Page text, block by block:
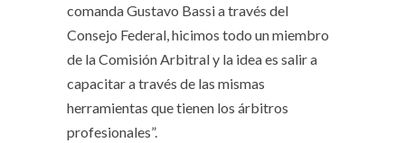
comanda Gustavo Bassi a través del
Consejo Federal, hicimos todo un miembro
de la Comisión Arbitral y la idea es salir a
capacitar a través de las mismas
herramientas que tienen los árbitros
profesionales”.